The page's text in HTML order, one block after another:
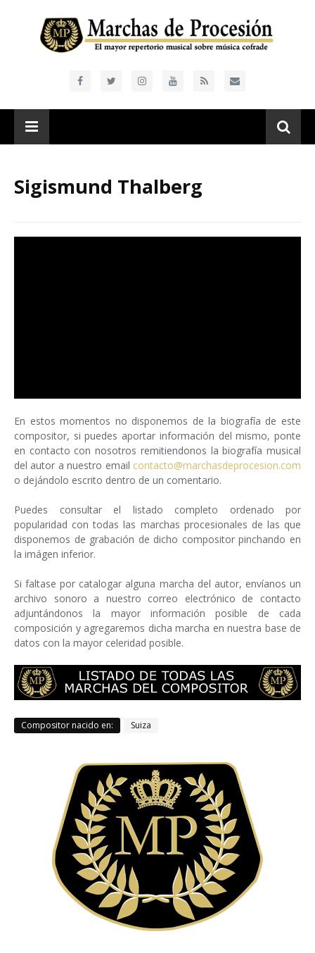
Sigismund Thalberg
En estos momentos no disponemos de la biografía de este
compositor, si puedes aportar información del mismo, ponte
en contacto con nosotros remitiendonos la biografía musical
del autor a nuestro email contacto@marchasdeprocesion.com
o dejándolo escrito dentro de un comentario.
Puedes consultar el listado completo ordenado por
popularidad con todas las marchas procesionales de las que
disponemos de grabación de dicho compositor pinchando en
la imágen inferior.
Si faltase por catalogar alguna marcha del autor, envíanos un
archivo sonoro a nuestro correo electrónico de contacto
adjuntándonos la mayor información posible de cada
composición y agregaremos dicha marcha en nuestra base de
datos con la mayor celeridad posible.
Compositor nacido en: Suiza